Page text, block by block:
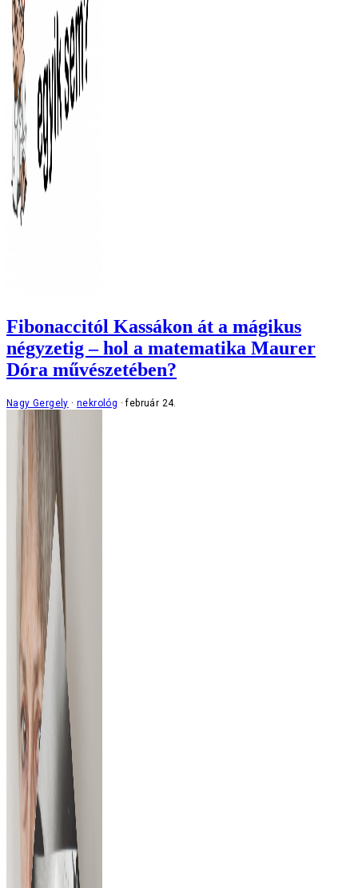
Fibonaccitól Kassákon át a mágikus
négyzetig – hol a matematika Maurer
Dóra művészetében?
Nagy Gergely nekrológ február 24.